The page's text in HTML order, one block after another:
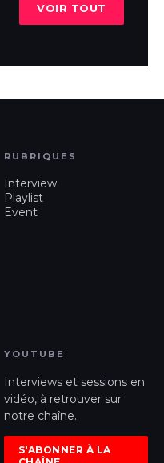
VOIR TOUT
RUBRIQUES
Interview
Playlist
Event
YOUTUBE
Interviews et sessions en
vidéo, à retrouver sur
notre chaîne.
S'ABONNER À LA